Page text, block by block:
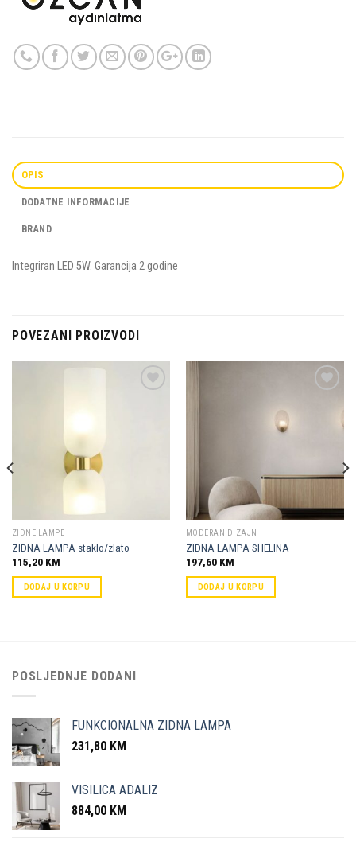
OPIS
DODATNE INFORMACIJE
BRAND
Integriran LED 5W. Garancija 2 godine
POVEZANI PROIZVODI
ZIDNE LAMPE
ZIDNA LAMPA staklo/zlato
115,20 KM
DODAJ U KORPU
MODERAN DIZAJN
ZIDNA LAMPA SHELINA
197,60 KM
DODAJ U KORPU
POSLJEDNJE DODANI
FUNKCIONALNA ZIDNA LAMPA
231,80 KM
VISILICA ADALIZ
884,00 KM